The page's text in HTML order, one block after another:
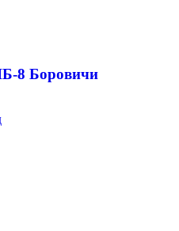
8 Боровичи